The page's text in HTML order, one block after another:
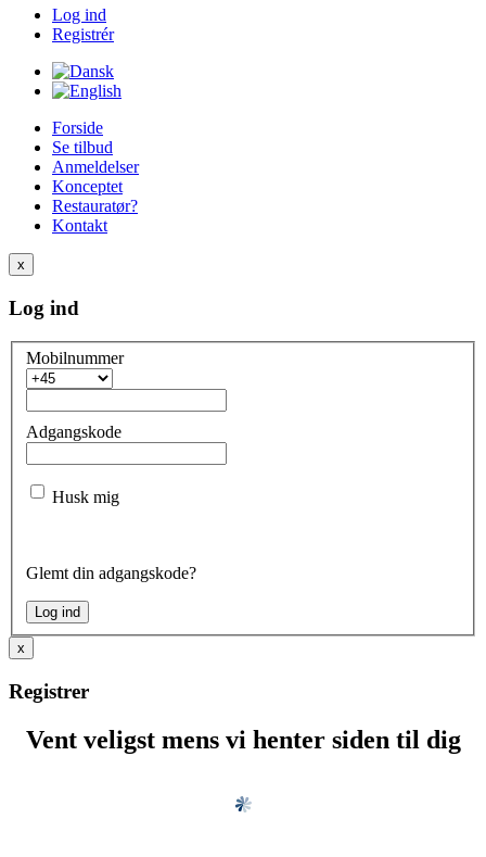
Log ind
Registrér
Forside
Se tilbud
Anmeldelser
Konceptet
Restauratør?
Kontakt
x
Log ind
Mobilnummer
Adgangskode
Husk mig
Glemt din adgangskode?
x
Registrer
Vent veligst mens vi henter siden til dig